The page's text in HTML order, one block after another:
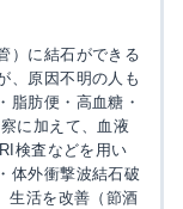
）に結石ができる
、原因不明の人も
脂肪便・高血糖・
に加えて、血液
検査などを用い
体外衝撃波結石破
生活を改善（節酒